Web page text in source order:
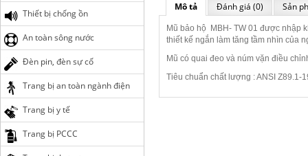
Thiết bị chống ồn
An toàn sông nước
Đèn pin, đèn sự cố
Trang bị an toàn ngành điện
Trang bị y tế
Trang bị PCCC
Mô tả Đánh giá (0) Sản
Mũ bảo hộ MBH- TW 01 được nhập
thiết kế ngắn làm tăng tầm nhìn của
Mũ có quai đeo và núm vặn điều
Tiêu chuẩn chất lượng : ANSI Z89.1-